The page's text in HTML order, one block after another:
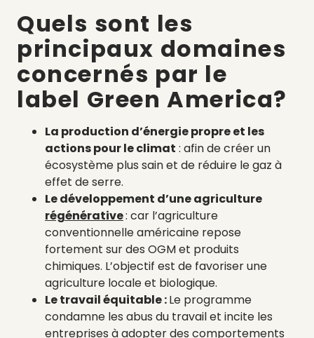
Quels sont les
principaux domaines
concernés par le
label Green America?
La production d’énergie propre et les
actions pour le climat : afin de créer un
écosystème plus sain et de réduire le gaz à
effet de serre.
Le développement d’une agriculture
régénérative: car l’agriculture
conventionnelle américaine repose
fortement sur des OGM et produits
chimiques. L’objectif est de favoriser une
agriculture locale et biologique.
Le travail équitable :Le programme
condamne les abus du travail et incite les
entreprises à adopter des comportements